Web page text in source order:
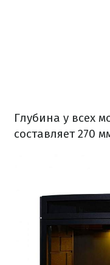
Глубина у всех
составляет 270